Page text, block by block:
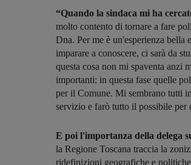
“Quando la sindaca mi ha
molto contento di tornare a fare
Dna. Per me è un'esperienza
imparare a conoscere, ci sarà da
questa cosa non mi spaventa anzi
importanti: in questa fase quelle
per il Comune. Mi sembrano tutti
servizio e farò tutto il possibile per
E poi l'importanza della delega
la Regione Toscana traccia la
ridefinizioni geografiche e